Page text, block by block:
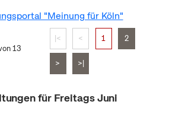
"Meinung für Köln"
13
|< < 1 2
> >|
für Freitags Juni